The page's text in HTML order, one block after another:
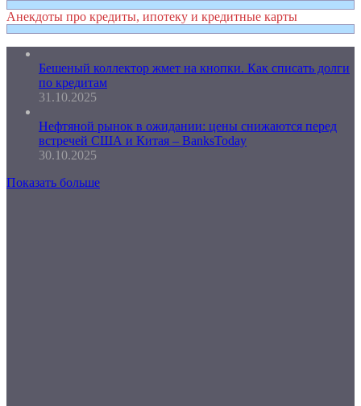
Анекдоты про кредиты, ипотеку и кредитные карты
Бешеный коллектор жмет на кнопки. Как списать долги
по кредитам
31.10.2025
Нефтяной рынок в ожидании: цены снижаются перед
встречей США и Китая – BanksToday
30.10.2025
Показать больше